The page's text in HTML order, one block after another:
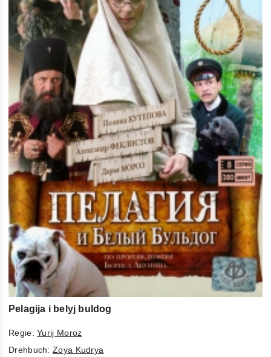
Pelagija i belyj buldog
Regie:Yurij Moroz
Drehbuch:Zoya Kudrya